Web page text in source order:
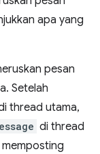
apa yang
pesan
Setelah
thread utama,
di thread